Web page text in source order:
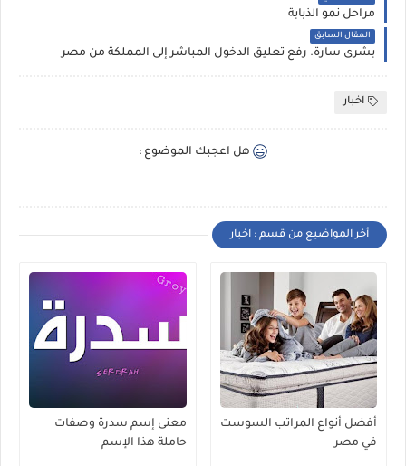
مراحل نمو الذبابة
المقال السابق
بشرى سارة. رفع تعليق الدخول المباشر إلى المملكة من مصر
اخبار
هل اعجبك الموضوع :
أخر المواضيع من قسم : اخبار
أفضل أنواع المراتب السوست
في مصر
معنى إسم سدرة وصفات
حاملة هذا الإسم